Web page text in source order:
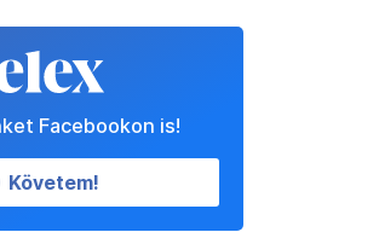
Facebookon is!
Követem!